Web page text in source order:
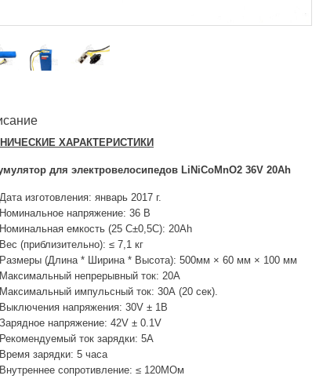
ХАРАКТЕРИСТИКИ
для электровелосипедов LiNiCoMnO2 36V 20Ah
Дата изготовления: январь 2017 г.
Номинальное напряжение: 36 В
Номинальная емкость (25 С±0,5С): 20Ah
Вес (приблизительно): ≤ 7,1 кг
Размеры (Длина * Ширина * Высота): 500мм × 60 мм × 100 мм
Максимальный непрерывный ток: 20А
Максимальный импульсный ток: 30А (20 сек).
Выключения напряжения: 30V ± 1В
Зарядное напряжение: 42V ± 0.1V
Рекомендуемый ток зарядки: 5А
Время зарядки: 5 часа
Внутреннее сопротивление: ≤ 120МОм